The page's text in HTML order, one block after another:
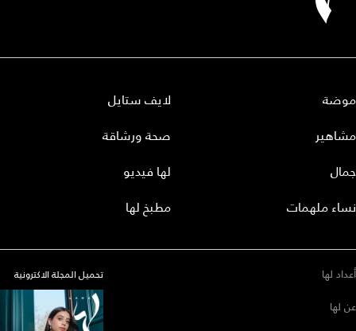
موضة
مشاهير
جمال
نساء ملهمات
لايف ستايل
صحة ورشاقة
لها فيديو
مطبخ لها
أعداد لها
عن لها
تحميل المجلة الاكترونية